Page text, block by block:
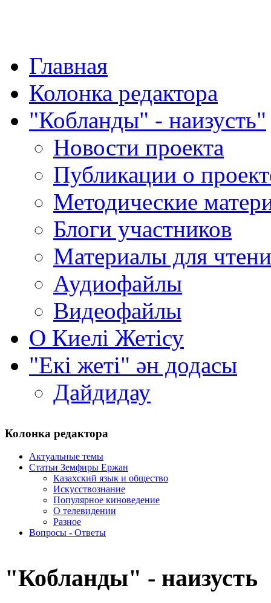
Главная
Колонка редактора
"Кобланды" - наизусть"
Новости проекта
Публикации о
Методические
Блоги участников
Материалы для
Аудиофайлы
Видеофайлы
О Киелi Жетiсу
"Екі жеті" ән додасы
Дайдидау
Колонка редактора
Актуальные темы
Статьи Земфиры Ержан
Казахский язык и общество
Искусствознание
Популярное киноведение
О телевидении
Разное
Вопросы - Ответы
"Кобланды" - наизусть